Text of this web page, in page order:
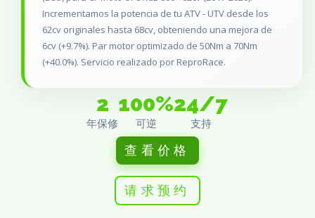
Incrementamos la potencia de tu ATV - UTV desde los
62cv originales hasta 68cv, obteniendo una mejora de
6cv (+9.7%). Par motor optimizado de 50Nm a 70Nm
(+40.0%). Servicio realizado por ReproRace.
2
年保修
100%
可逆
24/7
支持
查看价格
请求预约